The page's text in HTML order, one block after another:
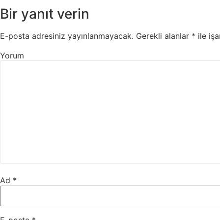
Bir yanıt verin
E-posta adresiniz yayınlanmayacak. Gerekli alanlar * ile
Yorum
Ad *